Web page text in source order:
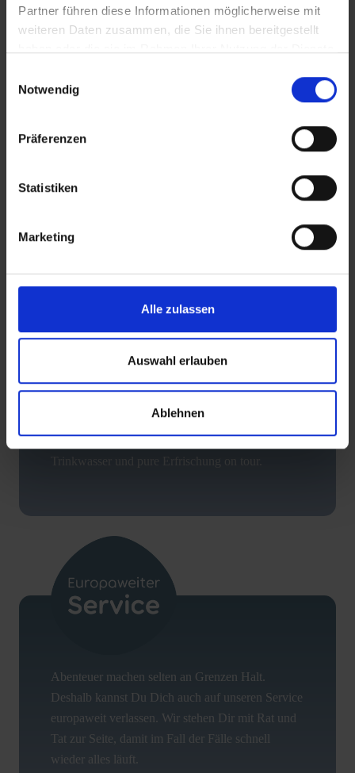
Partner führen diese Informationen möglicherweise mit
weiteren Daten zusammen, die Sie ihnen bereitgestellt
Notwendig
Präferenzen
Statistiken
Marketing
Alle zulassen
Auswahl erlauben
Ablehnen
TREND WANDSTANGE
Wandstange
Wandstangen
REICH ist Zubehörspezialist für Freizeitfahrzeuge
und europaweit führender Hersteller im Bereich
Caravans. Als Qualitätsmarke der REICH GmbH
sorgt REICH Water Solutions für reines
Trinkwasser und pure Erfrischung on tour.
Abenteuer machen selten an Grenzen Halt.
Deshalb kannst Du Dich auch auf unseren Service
europaweit verlassen. Wir stehen Dir mit Rat und
Tat zur Seite, damit im Fall der Fälle schnell
wieder alles läuft.